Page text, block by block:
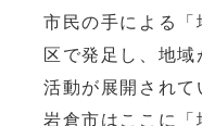
市民の手による「
区で発足し、地
活動が展開されて
岩倉市はここに「